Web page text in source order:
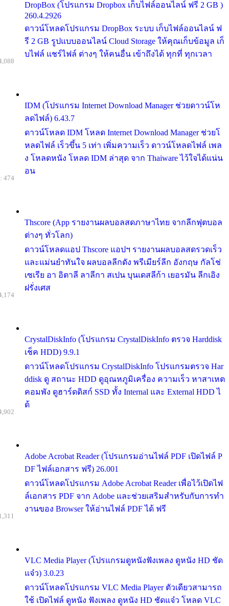
DropBox (โปรแกรม Dropbox เก็บไฟล์ออนไลน์ ฟรี 2 GB )
260.4.2926
ดาวน์โหลดโปรแกรม DropBox ระบบ เก็บไฟล์ออนไลน์ ฟ
รี 2 GB รูปแบบออนไลน์ Cloud Storage ให้คุณเก็บข้อมูล เก็
บไฟล์ แชร์ไฟล์ ต่างๆ ให้คนอื่น เข้าถึงได้ ทุกที่ ทุกเวลา
IDM (โปรแกรม Internet Download Manager ช่วยดาวน์โห
ลดไฟล์) 6.43.7
ดาวน์โหลด IDM โหลด Internet Download Manager ช่วยโ
หลดไฟล์ เร็วขึ้น 5 เท่า เพิ่มความเร็ว ดาวน์โหลดไฟล์ เพล
ง โหลดหนัง โหลด IDM ล่าสุด จาก Thaiware ไว้ใจได้แน่น
อน
Thscore (App รายงานผลบอลสดภาษาไทย จากลีกฟุตบอล
ต่างๆ ทั่วโลก)
ดาวน์โหลดแอป Thscore แอปฯ รายงานผลบอลสดรวดเร็ว
และแม่นยำทันใจ ผลบอลลีกดัง พรีเมียร์ลีก อังกฤษ กัลโช่
เซเรีย อา อิตาลี ลาลีกา สเปน บุนเดสลีก้า เยอรมัน ลีกเอิง
ฝรั่งเศส
474
CrystalDiskInfo (โปรแกรม CrystalDiskInfo ตรวจ Harddisk
เช็ค HDD) 9.9.1
ดาวน์โหลดโปรแกรม CrystalDiskInfo โปรแกรมตรวจ Har
ddisk ดู สถานะ HDD ดูอุณหภูมิเครื่อง ความเร็ว หาสาเหต
คอมพัง ดูฮาร์ดดิสก์ SSD ทั้ง Internal และ External HDD ไ
ด้
Adobe Acrobat Reader (โปรแกรมอ่านไฟล์ PDF เปิดไฟล์ P
DF ไฟล์เอกสาร ฟรี) 26.001
ดาวน์โหลดโปรแกรม Adobe Acrobat Reader เพื่อไว้เปิดไฟ
ล์เอกสาร PDF จาก Adobe และช่วยเสริมสำหรับกับการทำ
งานของ Browser ให้อ่านไฟล์ PDF ได้ ฟรี
VLC Media Player (โปรแกรมดูหนังฟังเพลง ดูหนัง HD ชัด
แจ๋ว) 3.0.23
ดาวน์โหลดโปรแกรม VLC Media Player ตัวเดียวสามารถ
ใช้ เปิดไฟล์ ดูหนัง ฟังเพลง ดูหนัง HD ชัดแจ๋ว โหลด VLC